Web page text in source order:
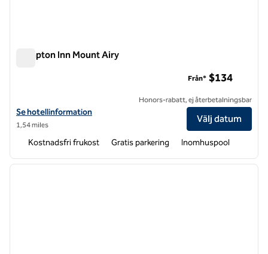
Hampton Inn Mount Airy
Visa hotelldetaljer för Hampton Inn Mount Airy
Se hotellinformation
1,54 miles
Från* $134
Honors-rabatt, ej återbetalningsbar
Välj datum
Kostnadsfri frukost Gratis parkering Inomhuspool
1 av 12
nästa